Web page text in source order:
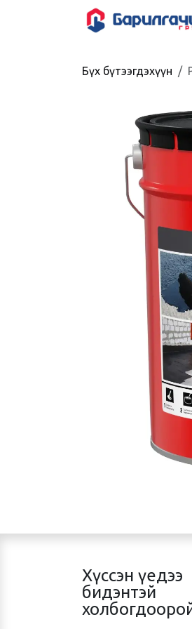
Бүх бүтээгдэхүүн
Хүссэн үедээ
бидэнтэй